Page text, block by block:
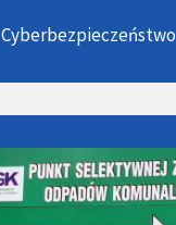
Cyberbezpieczeństwo